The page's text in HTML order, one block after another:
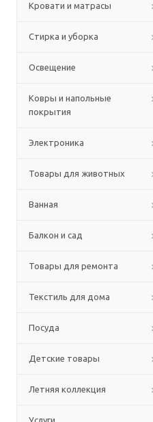
Кровати и матрасы
Стирка и уборка
Освещение
Ковры и напольные
покрытия
Электроника
Товары для животных
Ванная
Балкон и сад
Товары для ремонта
Текстиль для дома
Посуда
Детские товары
Летняя коллекция
Услуги